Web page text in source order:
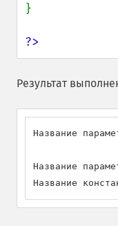
}
?>
Результат
Название
Название
Название